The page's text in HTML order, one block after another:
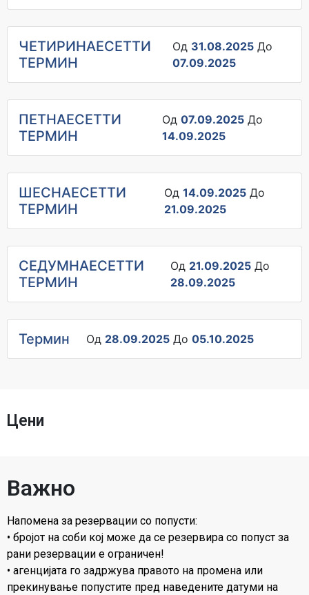
ЧЕТИРИНАЕСЕТТИ
ТЕРМИН
Од 31.08.2025 До
07.09.2025
ПЕТНАЕСЕТТИ
ТЕРМИН
Од 07.09.2025До
14.09.2025
ШЕСНАЕСЕТТИ
ТЕРМИН
Од14.09.2025 До
21.09.2025
СЕДУМНАЕСЕТТИ
ТЕРМИН
Од 21.09.2025До
28.09.2025
Термин Од 28.09.2025 До 05.10.2025
Цени
Важно
Напомена за резервации со попусти:
• бројот на соби кој може да се резервира со попуст за
рани резервации е ограничен!
• агенцијата го задржува правото на промена или
прекинување попустите пред наведените датуми на